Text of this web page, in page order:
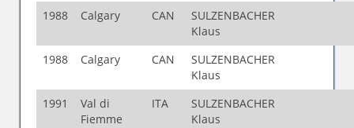
1988
Calgary CAN
SULZENBACHER
Klaus
1988
Calgary CAN
SULZENBACHER
Klaus
1991
Val di
Fiemme
ITA
SULZENBACHER
Klaus